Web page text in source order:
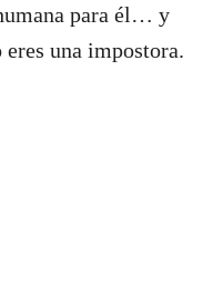
para él… y
una impostora.